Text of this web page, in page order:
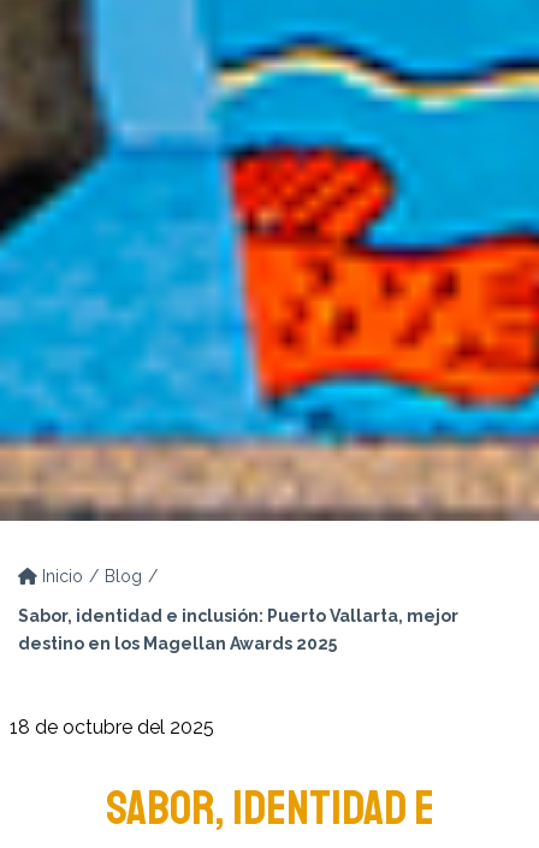
Inicio Blog
Sabor, identidad e inclusión: Puerto Vallarta, mejor
destino en los Magellan Awards 2025
18 de octubre del 2025
SABOR, IDENTIDAD E